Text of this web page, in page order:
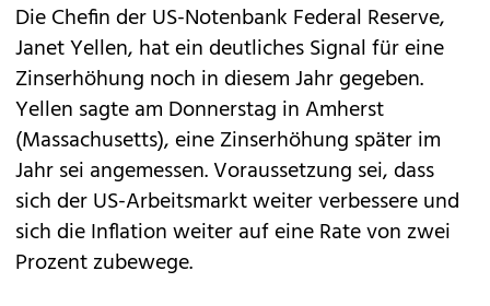
Die Chefin der US-Notenbank Federal Reserve,
Janet Yellen, hat ein deutliches Signal für eine
Zinserhöhung noch in diesem Jahr gegeben.
Yellen sagte am Donnerstag in Amherst
(Massachusetts), eine Zinserhöhung später im
Jahr sei angemessen. Voraussetzung sei, dass
sich der US-Arbeitsmarkt weiter verbessere und
sich die Inflation weiter auf eine Rate von zwei
Prozent zubewege.